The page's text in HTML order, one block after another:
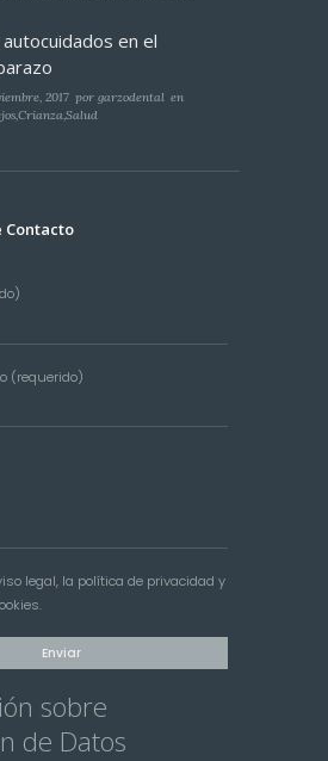
en el
2017 porgarzodental en
,Crianza,Salud
Contacto
(requerido)
legal, la política de privacidad y
.
sobre
de Datos